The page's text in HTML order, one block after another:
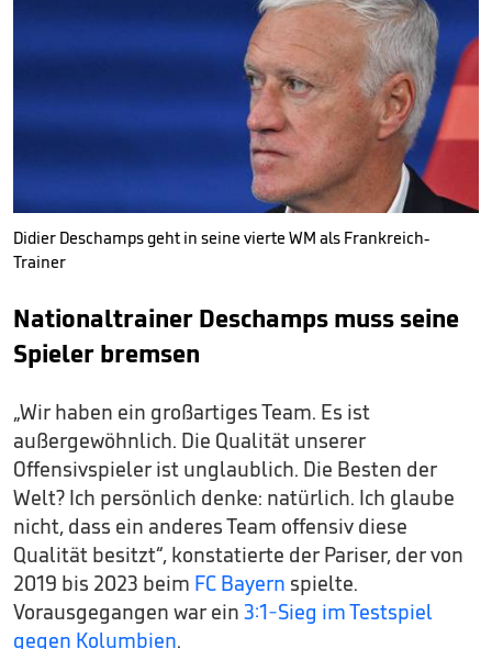
Didier Deschamps geht in seine vierte WM als Frankreich-
Trainer
Nationaltrainer Deschamps muss seine
Spieler bremsen
„Wir haben ein großartiges Team. Es ist
außergewöhnlich. Die Qualität unserer
Offensivspieler ist unglaublich. Die Besten der
Welt? Ich persönlich denke: natürlich. Ich glaube
nicht, dass ein anderes Team offensiv diese
Qualität besitzt“, konstatierte der Pariser, der von
2019 bis 2023 beim FC Bayern spielte.
Vorausgegangen war ein 3:1-Sieg im Testspiel
gegen Kolumbien.